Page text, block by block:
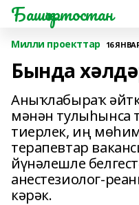
Башҡортостан
Милли проекттар 16
Бында
Аныҡлабыраҡ
мәнән тулыһынса
тиерлек, иң
терапевтар
йүнәлешле
анестезиолог-
кәрәк.